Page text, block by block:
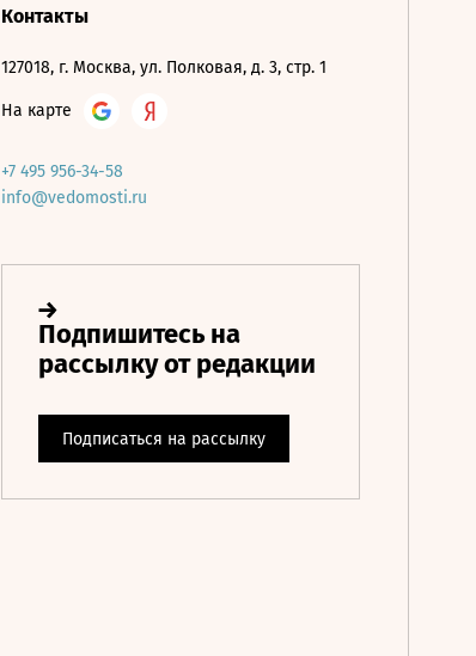
Контакты
127018, г. Москва, ул. Полковая, д. 3, стр. 1
На карте
+7 495 956-34-58
info@vedomosti.ru